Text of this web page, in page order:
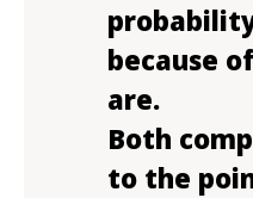
because
are.
Both
to the